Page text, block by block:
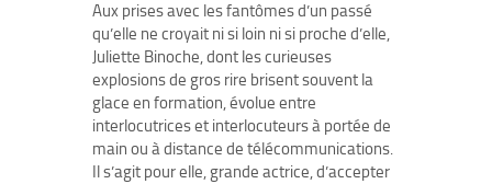
Aux prises avec les fantômes d’un passé
qu’elle ne croyait ni si loin ni si proche d’elle,
Juliette Binoche, dont les curieuses
explosions de gros rire brisent souvent la
glace en formation, évolue entre
interlocutrices et interlocuteurs à portée de
main ou à distance de télécommunications.
Il s’agit pour elle, grande actrice, d’accepter